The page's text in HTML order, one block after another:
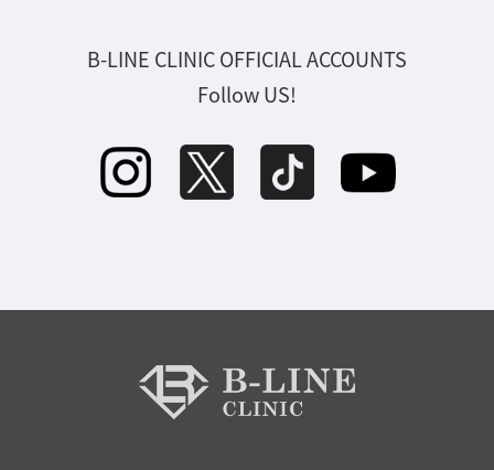
B-LINE CLINIC OFFICIAL ACCOUNTS
Follow US!